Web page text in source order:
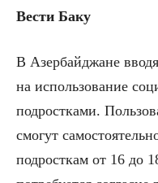
Вести Баку
В Азербайджане
на использование
подростками.
смогут
подросткам от 16 до